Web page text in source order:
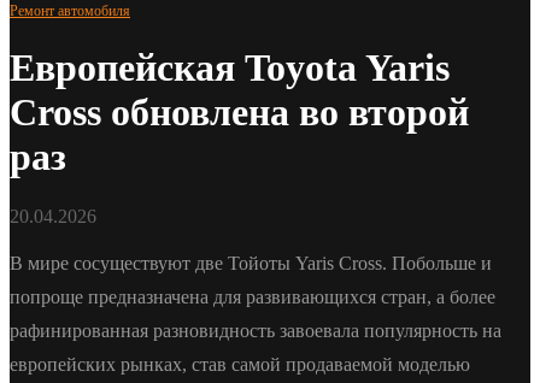
Ремонт автомобиля
Европейская Toyota Yaris
Cross обновлена во второй
раз
20.04.2026
В мире сосуществуют две Тойоты Yaris Cross. Побольше и
попроще предназначена для развивающихся стран, а более
рафинированная разновидность завоевала популярность на
европейских рынках, став самой продаваемой моделью